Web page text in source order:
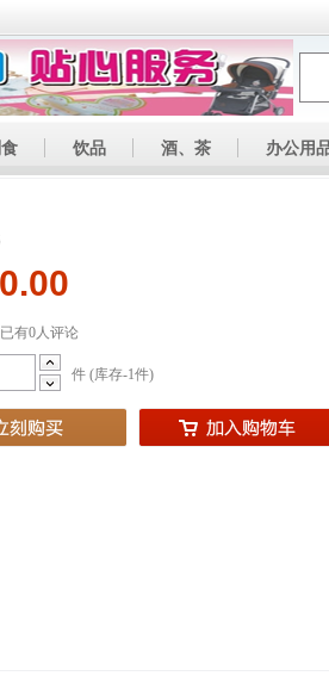
饮品 酒、茶 办公用
有0人评论
件 (库存-1件)